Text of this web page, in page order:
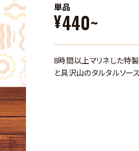
単品
¥440~
8時間以上マリネした特
と具沢山のタルタルソー